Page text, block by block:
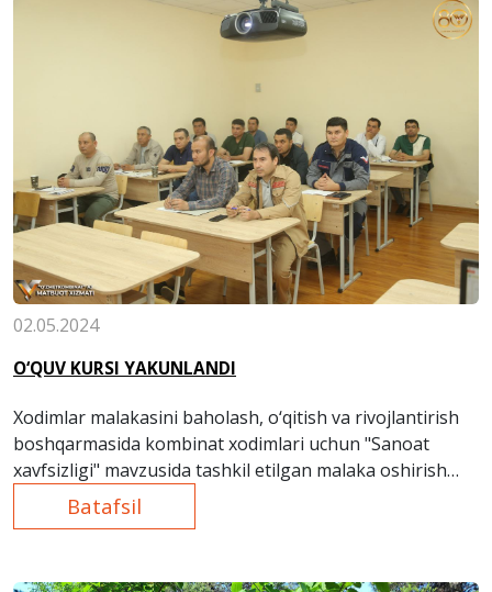
02.05.2024
O‘QUV KURSI YAKUNLANDI
Xodimlar malakasini baholash, o‘qitish va rivojlantirish
boshqarmasida kombinat xodimlari uchun "Sanoat
xavfsizligi" mavzusida tashkil etilgan malaka oshirish
kursi yakunlandi.
Batafsil